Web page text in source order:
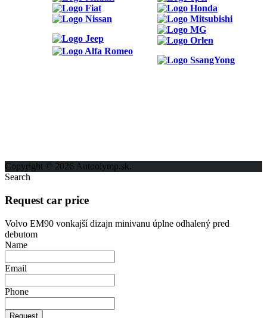
Copyright © 2026 Autoolymp.sk.
Search
Request car price
Volvo EM90 vonkajší dizajn minivanu úplne odhalený pred
debutom
Name
Email
Phone
Request